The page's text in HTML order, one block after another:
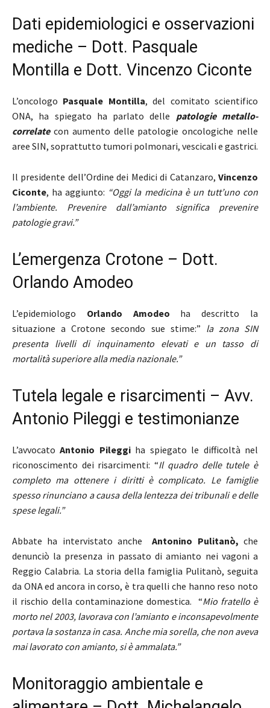
Dati epidemiologici e osservazioni
mediche – Dott. Pasquale
Montilla e Dott. Vincenzo Ciconte
L’oncologo Pasquale Montilla, del comitato scientifico
ONA, ha spiegato ha parlato delle patologie metallo-
correlatecon aumento delle patologie oncologiche nelle
aree SIN, soprattutto tumori polmonari, vescicali e gastrici.
Il presidente dell’Ordine dei Medici di Catanzaro, Vincenzo
Ciconte, ha aggiunto: “Oggi la medicina è un tutt’uno con
l’ambiente. Prevenire dall’amianto significa prevenire
patologie gravi.”
L’emergenza Crotone – Dott.
Orlando Amodeo
L’epidemiologo Orlando Amodeo ha descritto la
situazione a Crotone secondo sue stime:” la zona SIN
presenta livelli di inquinamento elevati e un tasso di
mortalità superiore alla media nazionale.”
Tutela legale e risarcimenti – Avv.
Antonio Pileggi e testimonianze
L’avvocatoAntonio Pileggiha spiegato le difficoltà nel
riconoscimento dei risarcimenti: “Il quadro delle tutele è
completo ma ottenere i diritti è complicato. Le famiglie
spesso rinunciano a causa della lentezza dei tribunali e delle
spese legali.”
Abbate ha intervistato ancheAntonino Pulitanò, che
denunciò la presenza in passato di amianto nei vagoni a
Reggio Calabria. La storia della famiglia Pulitanò, seguita
da ONA ed ancora in corso, è tra quelli che hanno reso noto
il rischio della contaminazione domestica. “Mio fratello è
morto nel 2003, lavorava con l’amianto e inconsapevolmente
portava la sostanza in casa. Anche mia sorella, che non aveva
mai lavorato con amianto, si è ammalata.”
Monitoraggio ambientale e